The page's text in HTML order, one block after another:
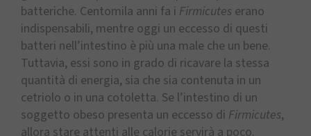
batteriche. Centomila anni fa i Firmicutes erano
indispensabili, mentre oggi un eccesso di questi
batteri nell’intestino è più una male che un bene.
Tuttavia, essi sono in grado di ricavare la stessa
quantità di energia, sia che sia contenuta in un
cetriolo o in una cotoletta. Se l’intestino di un
soggetto obeso presenta un eccesso di Firmicutes,
allora stare attenti alle calorie servirà a poco.